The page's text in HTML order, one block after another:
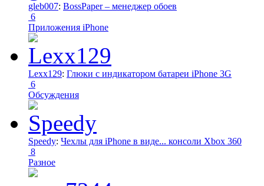
gleb007: BossPaper – менеджер обоев
6
Приложения iPhone
Lexx129: Глюки с индикатором батареи iPhone 3G
6
Обсуждения
Speedy: Чехлы для iPhone в виде... консоли Xbox 360
8
Разное